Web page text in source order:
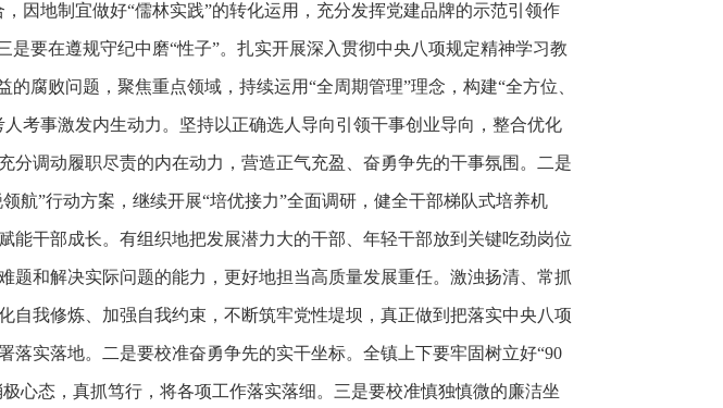
因地制宜做好“儒林实践”的转化运用，充分发挥党建品牌的示范引领作
要在遵规守纪中磨“性子”。扎实开展深入贯彻中央八项规定精神学习教
腐败问题，聚焦重点领域，持续运用“全周期管理”理念，构建“全方位、
考事激发内生动力。坚持以正确选人导向引领干事创业导向，整合优化
调动履职尽责的内在动力，营造正气充盈、奋勇争先的干事氛围。二是
航”行动方案，继续开展“培优接力”全面调研，健全干部梯队式培养机
干部成长。有组织地把发展潜力大的干部、年轻干部放到关键吃劲岗位
和解决实际问题的能力，更好地担当高质量发展重任。 激浊扬清、常抓
我修炼、加强自我约束，不断筑牢党性堤坝，真正做到把落实中央八项
实落地。二是要校准奋勇争先的实干坐标。全镇上下要牢固树立好“90
心态，真抓笃行，将各项工作落实落细。三是要校准慎独慎微的廉洁坐